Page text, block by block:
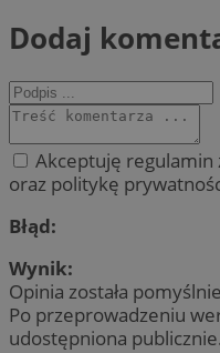
Dodaj
Akceptuję regulamin
oraz politykę
Błąd:
Wynik:
Opinia została
Po przeprowadzeniu
udostępniona publicznie.